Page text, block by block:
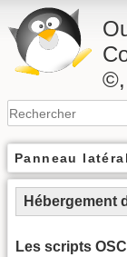
©,
Panneau latéral
Hébergement
Les scripts